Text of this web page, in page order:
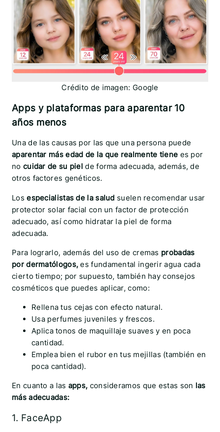
Crédito de imagen: Google
Apps y plataformas para aparentar 10
años menos
Una de las causas por las que una persona puede
aparentar más edad de la que realmente tiene es por
no cuidar de su pielde forma adecuada, además, de
otros factores genéticos.
Losespecialistas de la salud suelen recomendar usar
protector solar facial con un factor de protección
adecuado, así como hidratar la piel de forma
adecuada.
Para lograrlo, además del uso de cremas probadas
por dermatólogos, es fundamental ingerir agua cada
cierto tiempo; por supuesto, también hay consejos
cosméticos que puedes aplicar, como:
Rellena tus cejas con efecto natural.
Usa perfumes juveniles y frescos.
Aplica tonos de maquillaje suaves y en poca
cantidad.
Emplea bien el rubor en tus mejillas (también en
poca cantidad).
En cuanto a las apps, consideramos que estas son las
más adecuadas:
1. FaceApp